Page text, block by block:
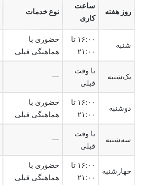
روز هفته
ساعت
کاری
نوع خدمات
شنبه
۱۶:۰۰ تا
۲۱:۰۰
حضوری با
هماهنگی قبلی
یک‌شنبه
با وقت
قبلی
—
دوشنبه
۱۶:۰۰ تا
۲۱:۰۰
حضوری با
هماهنگی قبلی
سه‌شنبه
با وقت
قبلی
—
چهارشنبه
۱۶:۰۰ تا
۲۱:۰۰
حضوری با
هماهنگی قبلی